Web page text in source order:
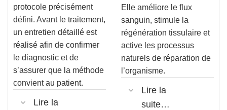
protocole précisément
défini. Avant le traitement,
un entretien détaillé est
réalisé afin de confirmer
le diagnostic et de
s’assurer que la méthode
convient au patient.
Lire la
Elle améliore le flux
sanguin, stimule la
régénération tissulaire et
active les processus
naturels de réparation de
l’organisme.
Lire la
suite…